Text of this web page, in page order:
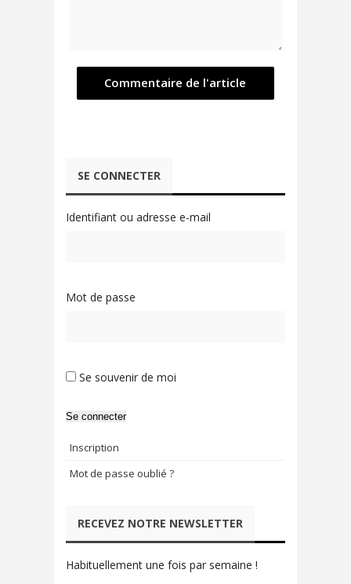
SE CONNECTER
Identifiant ou adresse e-mail
Mot de passe
Se souvenir de moi
Se connecter
Inscription
Mot de passe oublié ?
RECEVEZ NOTRE NEWSLETTER
Habituellement une fois par semaine !